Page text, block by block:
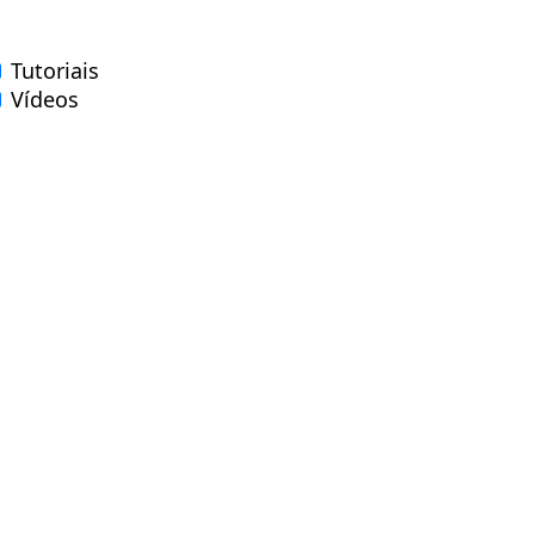
Tutoriais
Vídeos